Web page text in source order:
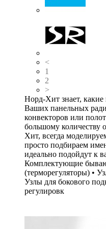
<
1
2
>
Норд-Хит знает,
Ваших панельных
конвекторов или
большому количеству
Хит, всегда
просто подбираем
идеально подойдут к
Комплектующие
(терморегуляторы) •
Узлы для бокового
регулировк